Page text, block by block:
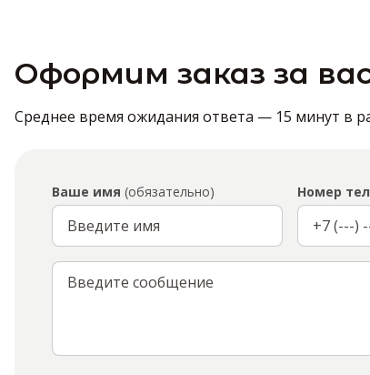
Оформим заказ за
Среднее время ожидания ответа — 15 минут в
Ваше имя (обязательно) Номер